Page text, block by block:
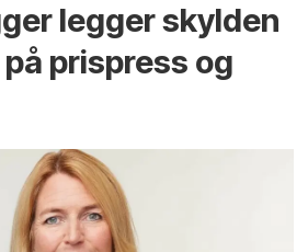
legger skylden
prispress og